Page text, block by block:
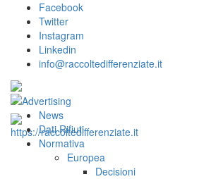
Facebook
Twitter
Instagram
Linkedin
info@raccoltedifferenziate.it
News
Dati Rifiuti
Normativa
Europea
Decisioni